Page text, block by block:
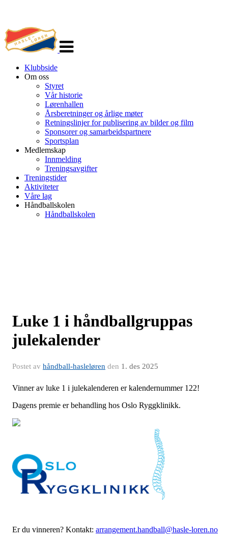
navigasjon
Klubbside
Om oss
Styret
Vår historie
Lørenhallen
Årsberetninger og årlige møter
Retningslinjer for publisering av bilder og film
Sponsorer og samarbeidspartnere
Sportsplan
Medlemskap
Innmelding
Treningsavgifter
Treningstider
Aktiviteter
Våre lag
Håndballskolen
Håndballskolen
Luke 1 i håndballgruppas
julekalender
Postet av håndball-hasleløren den 1. des 2025
Vinner av luke 1 i julekalenderen er kalendernummer 122!
Dagens premie er behandling hos Oslo Ryggklinikk.
Er du vinneren? Kontakt: arrangement.handball@hasle-loren.no